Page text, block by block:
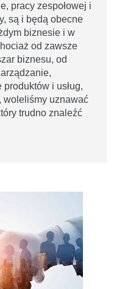
pracy zespołowej i
są i będą obecne
biznesie i w
od zawsze
biznesu, od
i usług,
woleliśmy uznawać
trudno znaleźć